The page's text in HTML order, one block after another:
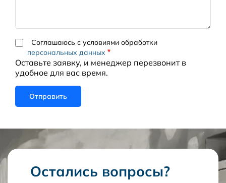
Соглашаюсь с условиями обработки
персональных данных
Оставьте заявку, и менеджер перезвонит в
удобное для вас время.
Остались вопросы?